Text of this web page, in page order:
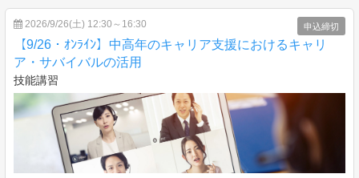
申込締切
2026/9/26(土) 12:30～16:30
【9/26・ｵﾝﾗｲﾝ】中高年のキャリア支援におけるキャリ
ア・サバイバルの活用
技能講習